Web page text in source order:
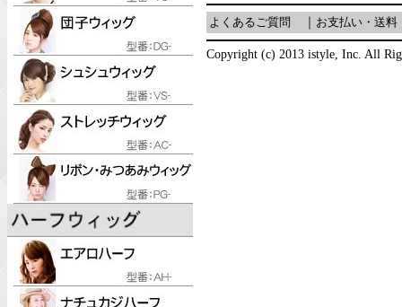
よくあるご質問 お支払い・送料
Copyright (c) 2013 istyle, Inc. All